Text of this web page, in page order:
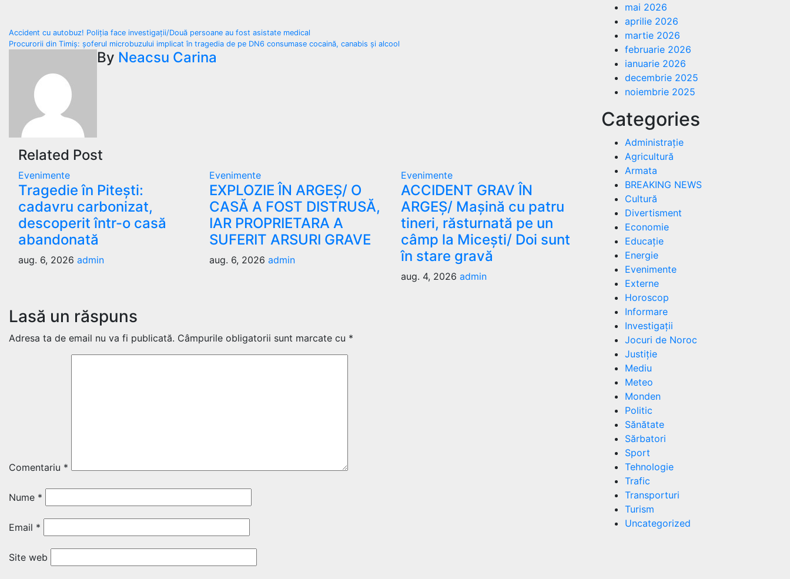
Navigare
articole
Accident cu autobuz! Poliția face investigații/Două persoane au fost asistate medical
Procurorii din Timiș: șoferul microbuzului implicat în tragedia de pe DN6 consumase cocaină, canabis și alcool
By Neacsu Carina
Related Post
Evenimente
Tragedie în Pitești:
cadavru carbonizat,
descoperit într-o casă
abandonată
aug. 6, 2026 admin
Evenimente
EXPLOZIE ÎN ARGEȘ/ O
CASĂ A FOST DISTRUSĂ,
IAR PROPRIETARA A
SUFERIT ARSURI GRAVE
aug. 6, 2026admin
Evenimente
ACCIDENT GRAV ÎN
ARGEȘ/ Mașină cu patru
tineri, răsturnată pe un
câmp la Micești/ Doi sunt
în stare gravă
aug. 4, 2026 admin
Lasă un răspuns
Adresa ta de email nu va fi publicată. Câmpurile obligatorii sunt marcate cu *
Comentariu *
Nume *
Email *
Site web
mai 2026
aprilie 2026
martie 2026
februarie 2026
ianuarie 2026
decembrie 2025
noiembrie 2025
Categories
Administrație
Agricultură
Armata
BREAKING NEWS
Cultură
Divertisment
Economie
Educație
Energie
Evenimente
Externe
Horoscop
Informare
Investigații
Jocuri de Noroc
Justiție
Mediu
Meteo
Monden
Politic
Sănătate
Sărbatori
Sport
Tehnologie
Trafic
Transporturi
Turism
Uncategorized